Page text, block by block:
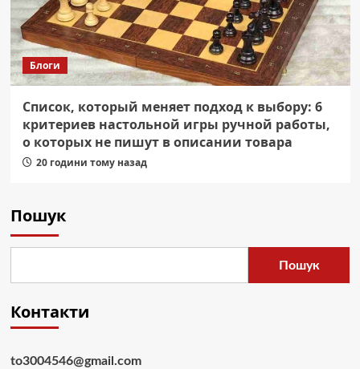
Блоги
Список, который меняет подход к выбору: 6
критериев настольной игры ручной работы,
о которых не пишут в описании товара
20 години тому назад
Пошук
Пошук
Контакти
to3004546@gmail.com